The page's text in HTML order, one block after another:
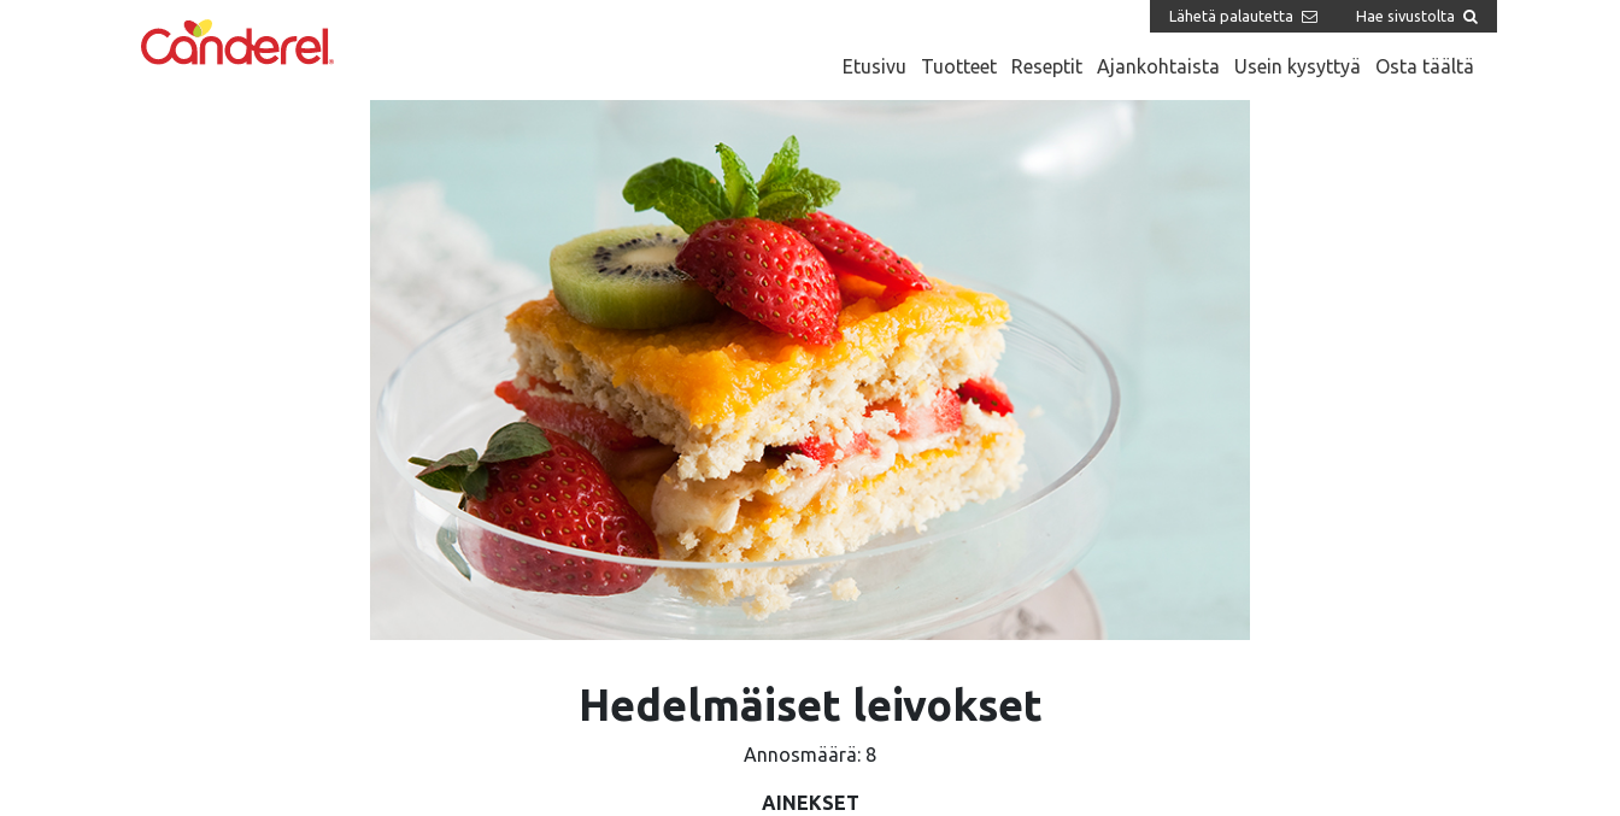
Etusivu Tuotteet Reseptit Ajankohtaista Usein kysyttyä Osta täältä
Lähetä palautetta Hae sivustolta
Hedelmäiset leivokset
Annosmäärä: 8
AINEKSET